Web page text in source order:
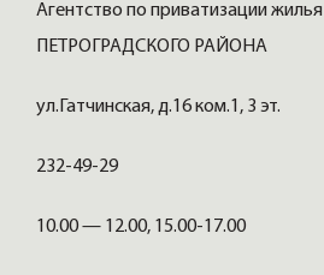
Агентство по приватизации жилья
ПЕТРОГРАДСКОГО РАЙОНА
ул.Гатчинская, д.16 ком.1, 3 эт.
232-49-29
10.00 — 12.00, 15.00-17.00